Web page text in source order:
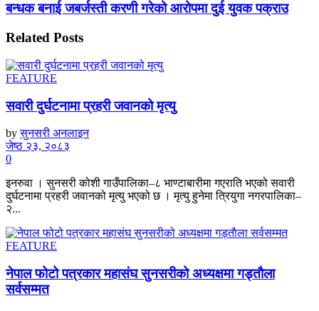
बन्धक बनाई जबर्जस्ती करणी गरेको आरोपमा दुई युवक पक्राउ
Related Posts
FEATURE
सवारी दुर्घटनामा प्रहरी जवानको मृत्यु
by सुनसरी अनलाइन
जेष्ठ २३, २०८३
0
इनरुवा । सुनसरी कोशी गाउँपालिका–८ भाण्टाबारीमा गएराति भएको सवारी
दुर्घटनामा प्रहरी जवानको मृत्यु भएको छ । मृत्यु हुनेमा त्रियुगा नगरपालिका–
२...
FEATURE
नेपाल फोटो पत्रकार महासंघ सुनसरीको अध्यक्षमा गड्ताैला
सर्वसम्मत